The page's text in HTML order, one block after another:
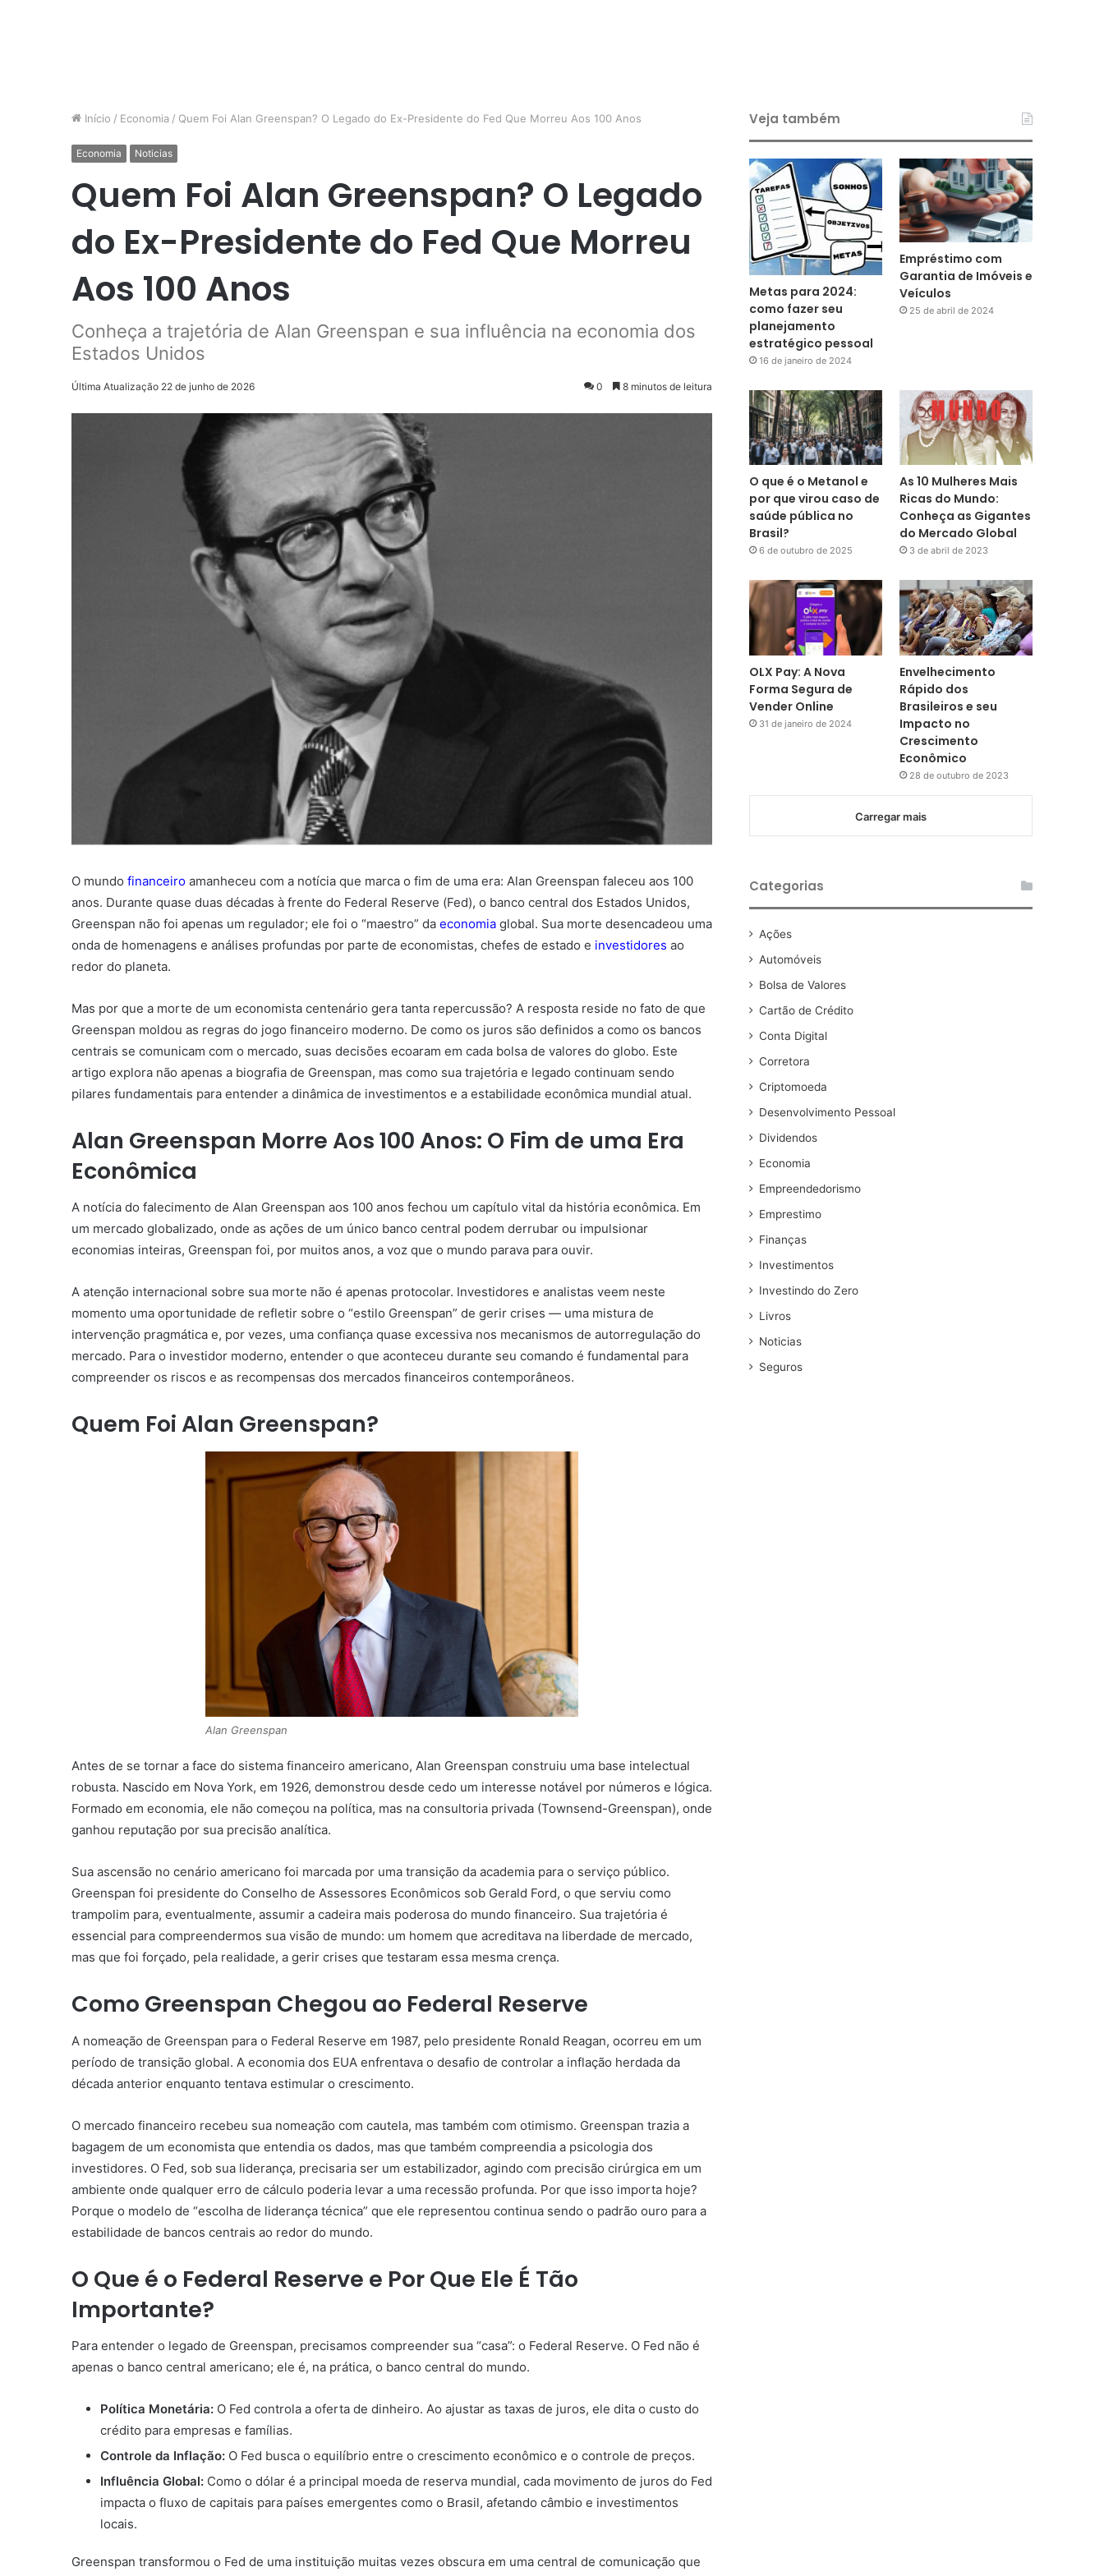
Início / Economia / Quem Foi Alan Greenspan? O Legado do Ex-Presidente do Fed Que Morreu Aos 100 Anos
Economia Noticias
Quem Foi Alan Greenspan? O Legado
do Ex-Presidente do Fed Que Morreu
Aos 100 Anos
Conheça a trajetória de Alan Greenspan e sua influência na economia dos
Estados Unidos
Última Atualização 22 de junho de 2026 0 8 minutos de leitura
O mundo financeiro amanheceu com a notícia que marca o fim de uma era: Alan Greenspan faleceu aos 100
anos. Durante quase duas décadas à frente do Federal Reserve (Fed), o banco central dos Estados Unidos,
Greenspan não foi apenas um regulador; ele foi o “maestro” da economia global. Sua morte desencadeou uma
onda de homenagens e análises profundas por parte de economistas, chefes de estado e investidores ao
redor do planeta.
Mas por que a morte de um economista centenário gera tanta repercussão? A resposta reside no fato de que
Greenspan moldou as regras do jogo financeiro moderno. De como os juros são definidos a como os bancos
centrais se comunicam com o mercado, suas decisões ecoaram em cada bolsa de valores do globo. Este
artigo explora não apenas a biografia de Greenspan, mas como sua trajetória e legado continuam sendo
pilares fundamentais para entender a dinâmica de investimentos e a estabilidade econômica mundial atual.
Alan Greenspan Morre Aos 100 Anos: O Fim de uma Era
Econômica
A notícia do falecimento de Alan Greenspan aos 100 anos fechou um capítulo vital da história econômica. Em
um mercado globalizado, onde as ações de um único banco central podem derrubar ou impulsionar
economias inteiras, Greenspan foi, por muitos anos, a voz que o mundo parava para ouvir.
A atenção internacional sobre sua morte não é apenas protocolar. Investidores e analistas veem neste
momento uma oportunidade de refletir sobre o “estilo Greenspan” de gerir crises — uma mistura de
intervenção pragmática e, por vezes, uma confiança quase excessiva nos mecanismos de autorregulação do
mercado. Para o investidor moderno, entender o que aconteceu durante seu comando é fundamental para
compreender os riscos e as recompensas dos mercados financeiros contemporâneos.
Quem Foi Alan Greenspan?
Alan Greenspan
Antes de se tornar a face do sistema financeiro americano, Alan Greenspan construiu uma base intelectual
robusta. Nascido em Nova York, em 1926, demonstrou desde cedo um interesse notável por números e lógica.
Formado em economia, ele não começou na política, mas na consultoria privada (Townsend-Greenspan), onde
ganhou reputação por sua precisão analítica.
Sua ascensão no cenário americano foi marcada por uma transição da academia para o serviço público.
Greenspan foi presidente do Conselho de Assessores Econômicos sob Gerald Ford, o que serviu como
trampolim para, eventualmente, assumir a cadeira mais poderosa do mundo financeiro. Sua trajetória é
essencial para compreendermos sua visão de mundo: um homem que acreditava na liberdade de mercado,
mas que foi forçado, pela realidade, a gerir crises que testaram essa mesma crença.
Como Greenspan Chegou ao Federal Reserve
A nomeação de Greenspan para o Federal Reserve em 1987, pelo presidente Ronald Reagan, ocorreu em um
período de transição global. A economia dos EUA enfrentava o desafio de controlar a inflação herdada da
década anterior enquanto tentava estimular o crescimento.
O mercado financeiro recebeu sua nomeação com cautela, mas também com otimismo. Greenspan trazia a
bagagem de um economista que entendia os dados, mas que também compreendia a psicologia dos
investidores. O Fed, sob sua liderança, precisaria ser um estabilizador, agindo com precisão cirúrgica em um
ambiente onde qualquer erro de cálculo poderia levar a uma recessão profunda. Por que isso importa hoje?
Porque o modelo de “escolha de liderança técnica” que ele representou continua sendo o padrão ouro para a
estabilidade de bancos centrais ao redor do mundo.
O Que é o Federal Reserve e Por Que Ele É Tão
Importante?
Para entender o legado de Greenspan, precisamos compreender sua “casa”: o Federal Reserve. O Fed não é
apenas o banco central americano; ele é, na prática, o banco central do mundo.
Política Monetária: O Fed controla a oferta de dinheiro. Ao ajustar as taxas de juros, ele dita o custo do
crédito para empresas e famílias.
Controle da Inflação: O Fed busca o equilíbrio entre o crescimento econômico e o controle de preços.
Influência Global: Como o dólar é a principal moeda de reserva mundial, cada movimento de juros do Fed
impacta o fluxo de capitais para países emergentes como o Brasil, afetando câmbio e investimentos
locais.
Greenspan transformou o Fed de uma instituição muitas vezes obscura em uma central de comunicação que
Veja também
Metas para 2024:
como fazer seu
planejamento
estratégico pessoal
16 de janeiro de 2024
Empréstimo com
Garantia de Imóveis e
Veículos
25 de abril de 2024
O que é o Metanol e
por que virou caso de
saúde pública no
Brasil?
6 de outubro de 2025
As 10 Mulheres Mais
Ricas do Mundo:
Conheça as Gigantes
do Mercado Global
3 de abril de 2023
OLX Pay: A Nova
Forma Segura de
Vender Online
31 de janeiro de 2024
Envelhecimento
Rápido dos
Brasileiros e seu
Impacto no
Crescimento
Econômico
28 de outubro de 2023
Carregar mais
Categorias
Ações
Automóveis
Bolsa de Valores
Cartão de Crédito
Conta Digital
Corretora
Criptomoeda
Desenvolvimento Pessoal
Dividendos
Economia
Empreendedorismo
Emprestimo
Finanças
Investimentos
Investindo do Zero
Livros
Noticias
Seguros